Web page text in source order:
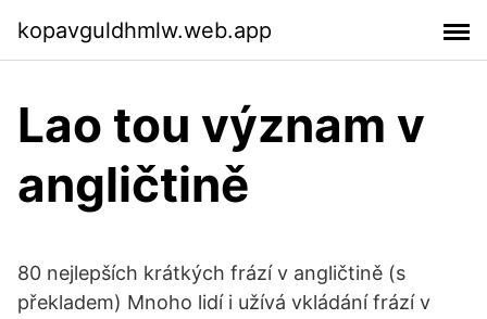
kopavguldhmlw.web.app
Lao tou význam v
angličtině
80 nejlepších krátkých frází v angličtině (s
překladem) Mnoho lidí i užívá vkládání frází v